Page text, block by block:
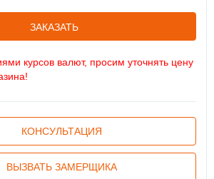
ЗАКАЗАТЬ
курсов валют, просим уточнять цену
КОНСУЛЬТАЦИЯ
ВЫЗВАТЬ ЗАМЕРЩИКА